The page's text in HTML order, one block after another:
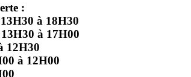
:
à 18H30
à 17H00
12H30
à 12H00